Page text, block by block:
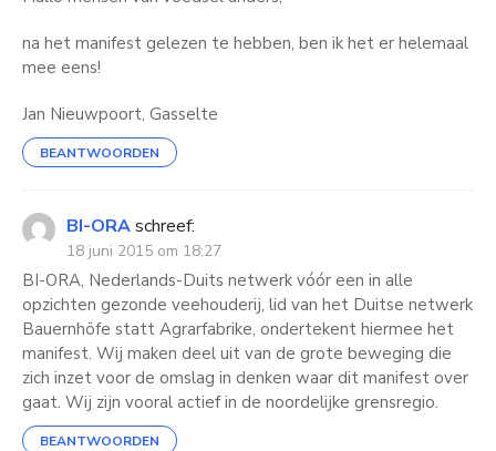
na het manifest gelezen te hebben, ben ik het er helemaal
mee eens!
Jan Nieuwpoort, Gasselte
BEANTWOORDEN
BI-ORAschreef:
18 juni 2015 om 18:27
BI-ORA, Nederlands-Duits netwerk vóór een in alle
opzichten gezonde veehouderij, lid van het Duitse netwerk
Bauernhöfe statt Agrarfabrike, ondertekent hiermee het
manifest. Wij maken deel uit van de grote beweging die
zich inzet voor de omslag in denken waar dit manifest over
gaat. Wij zijn vooral actief in de noordelijke grensregio.
BEANTWOORDEN